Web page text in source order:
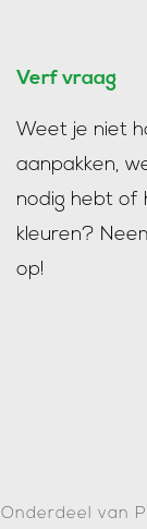
Verf vraag
Weet je niet
aanpakken,
nodig hebt of
kleuren?
op!
Onderdeel van